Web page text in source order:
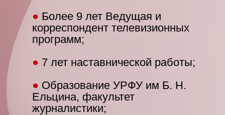
● Более 9 лет Ведущая и
корреспондент телевизионных
программ;
● 7 лет наставнической работы;
● Образование УРФУ им Б. Н.
Ельцина, факультет
журналистики;